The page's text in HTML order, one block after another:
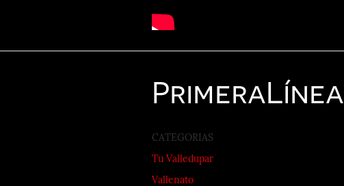
PrimeraLínea
CATEGORIAS
Tu Valledupar
Vallenato